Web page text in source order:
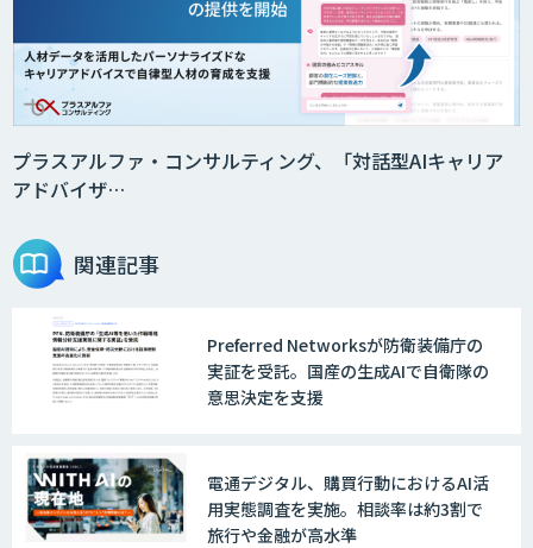
プラスアルファ・コンサルティング、「対話型AIキャリア
アドバイザ…
関連記事
Preferred Networksが防衛装備庁の
実証を受託。国産の生成AIで自衛隊の
意思決定を支援
電通デジタル、購買行動におけるAI活
用実態調査を実施。相談率は約3割で
旅行や金融が高水準